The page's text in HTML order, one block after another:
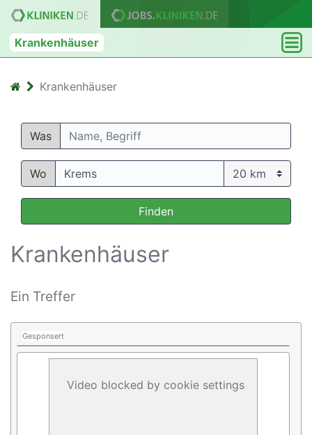
Krankenhäuser
Krankenhäuser
Was
Wo
Finden
Krankenhäuser
Ein Treffer
Gesponsert
Video blocked by cookie settings